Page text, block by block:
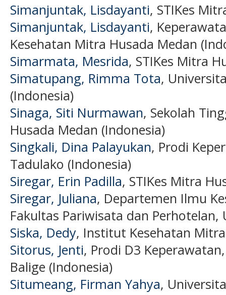
Simanjuntak, Lisdayanti, STIKes
Simanjuntak, Lisdayanti,
Kesehatan Mitra Husada Medan
Simarmata, Mesrida, STIKes Mitra
Simatupang, Rimma Tota,
(Indonesia)
Sinaga, Siti Nurmawan, Sekolah
Husada Medan (Indonesia)
Singkali, Dina Palayukan, Prodi
Tadulako (Indonesia)
Siregar, Erin Padilla, STIKes Mitra
Siregar, Juliana, Departemen Ilmu
Fakultas Pariwisata dan Perhotelan,
Siska, Dedy, Institut Kesehatan
Sitorus, Jenti, Prodi D3
Balige (Indonesia)
Situmeang, Firman Yahya,